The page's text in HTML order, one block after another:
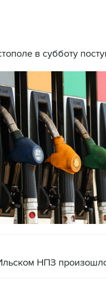
в субботу
НПЗ